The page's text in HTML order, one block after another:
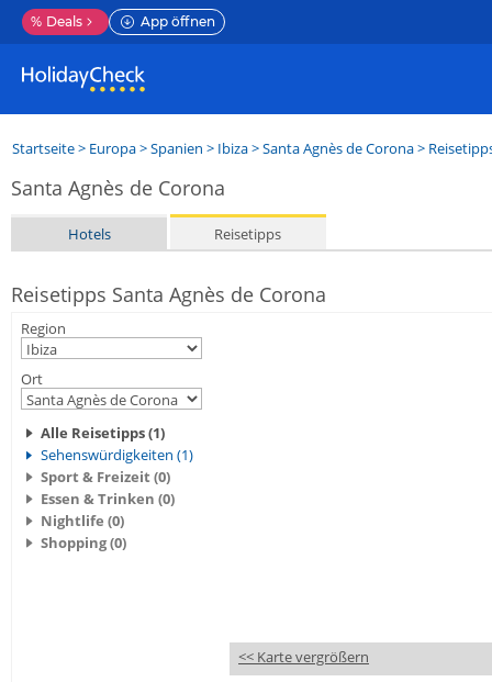
% Deals App öffnen
Startseite> Europa>Spanien > Ibiza>Santa Agnès de Corona>
Santa Agnès de Corona
Hotels Reisetipps
Reisetipps Santa Agnès de Corona
Region
Ort
Alle Reisetipps (1)
Sehenswürdigkeiten (1)
Sport & Freizeit (0)
Essen & Trinken (0)
Nightlife (0)
Shopping (0)
<< Karte vergrößern